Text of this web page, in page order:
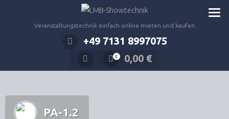
Veranstaltungstechnik einfach online mieten und kaufen
+49 7131 8997075
0 0,00 €
PA-1.2